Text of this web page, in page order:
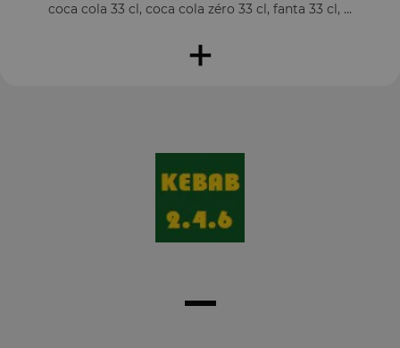
coca cola 33 cl, coca cola zéro 33 cl, fanta 33 cl, ...
+